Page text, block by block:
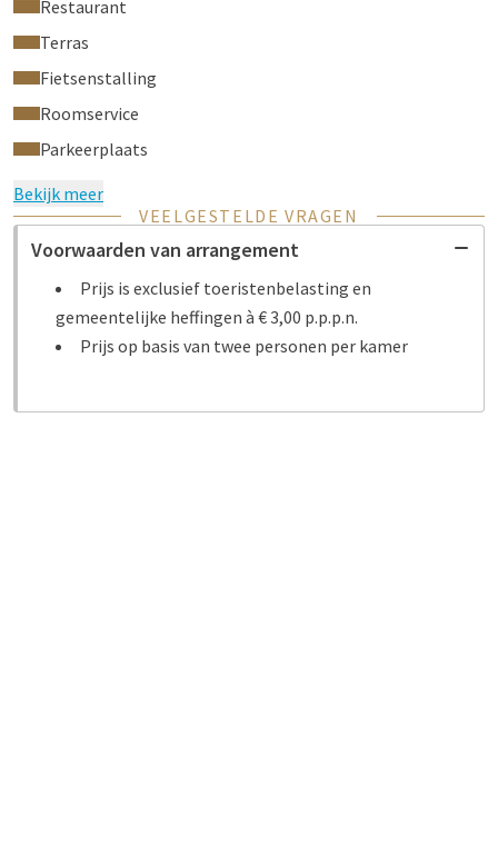
Restaurant
Terras
Fietsenstalling
Roomservice
Parkeerplaats
Bekijk meer
VEELGESTELDE VRAGEN
Voorwaarden van arrangement
Prijs is exclusief toeristenbelasting en
gemeentelijke heffingen à € 3,00 p.p.p.n.
Prijs op basis van twee personen per kamer